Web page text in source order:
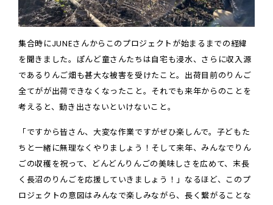
集合時にJUNEさんからこのプロジェクトが始まるまでの経緯
を聞きました。ぽんど童さんたちは自宅も浸水、さらに収入源
であるりんご畑も甚大な被害を受けたこと。出荷目前のりんご
全てがが出荷できなくなったこと。それでも来年からのことを
考えると、動き出さないといけないこと。
「ですから皆さん、大変な作業ですがぜひ楽しんで。子どもた
ちと一緒に無理なくやりましょう！そして来年、みんなでりん
ごの収穫を祝って、どんどんりんごの美味しさを広めて、末長
く長沼のりんごを応援していきましょう！」なるほど、このプ
ロジェクトの意図はみんなで楽しみながら、長く繋がることな